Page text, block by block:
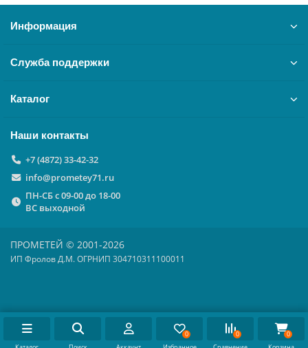
Информация
Служба поддержки
Каталог
Наши контакты
+7 (4872) 33-42-32
info@prometey71.ru
ПН-СБ с 09-00 до 18-00
ВС выходной
ПРОМЕТЕЙ © 2001-2026
ИП Фролов Д.М. ОГРНИП 304710311100011
0
0
0